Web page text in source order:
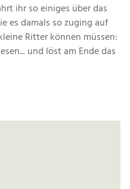
ihr so einiges über das
es damals so zuging auf
Ritter können müssen:
und löst am Ende das